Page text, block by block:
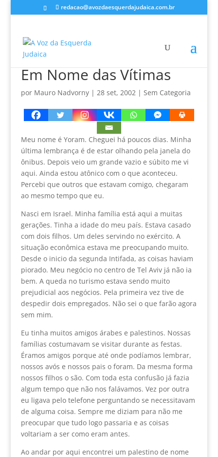
redacao@avozdaesquerdajudaica.com.br
Em Nome das Vítimas
por Mauro Nadvorny| 28 set, 2002| Sem Categoria
Meu nome é Yoram. Cheguei há poucos dias. Minha
última lembrança é de estar olhando pela janela do
ônibus. Depois veio um grande vazio e súbito me vi
aqui. Ainda estou atônico com o que aconteceu.
Percebi que outros que estavam comigo, chegaram
ao mesmo tempo que eu.
Nasci em Israel. Minha família está aqui a muitas
gerações. Tinha a idade do meu país. Estava casado
com dois filhos. Um deles servindo no exército. A
situação econômica estava me preocupando muito.
Desde o inicio da segunda Intifada, as coisas haviam
piorado. Meu negócio no centro de Tel Aviv já não ia
bem. A queda no turismo estava sendo muito
prejudicial aos negócios. Pela primeira vez tive de
despedir dois empregados. Não sei o que farão agora
sem mim.
Eu tinha muitos amigos árabes e palestinos. Nossas
famílias costumavam se visitar durante as festas.
Éramos amigos porque até onde podíamos lembrar,
nossos avós e nossos pais o foram. Da mesma forma
nossos filhos o são. Com toda esta confusão já fazia
algum tempo que não nos falávamos. Vez por outra
eu ligava pelo telefone perguntando se necessitavam
de alguma coisa. Sempre me diziam para não me
preocupar que tudo logo passaria e as coisas
voltariam a ser como eram antes.
Ao andar por aqui encontrei um palestino de nome